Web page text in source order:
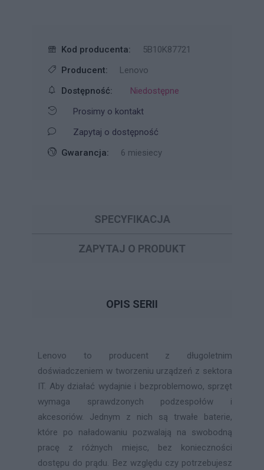
Kod producenta:
5B10K87721
Producent:
Lenovo
Dostępność:
Niedostępne
Prosimy o kontakt
Zapytaj o dostępność
Gwarancja:
6 miesiecy
SPECYFIKACJA
ZAPYTAJ O PRODUKT
OPIS SERII
Lenovo to producent z długoletnim
doświadczeniem w tworzeniu urządzeń z sektora
IT. Aby działać wydajnie i bezproblemowo, sprzęt
wymaga sprawdzonych podzespołów i
akcesoriów. Jednym z nich są trwałe baterie,
które po naładowaniu pozwalają na swobodną
pracę z różnych miejsc, bez konieczności
dostępu do prądu. Bez względu czy potrzebujesz